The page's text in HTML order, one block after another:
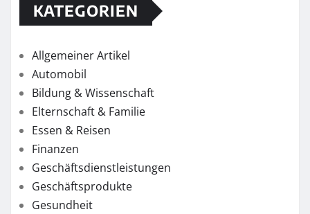
KATEGORIEN
Allgemeiner Artikel
Automobil
Bildung & Wissenschaft
Elternschaft & Familie
Essen & Reisen
Finanzen
Geschäftsdienstleistungen
Geschäftsprodukte
Gesundheit